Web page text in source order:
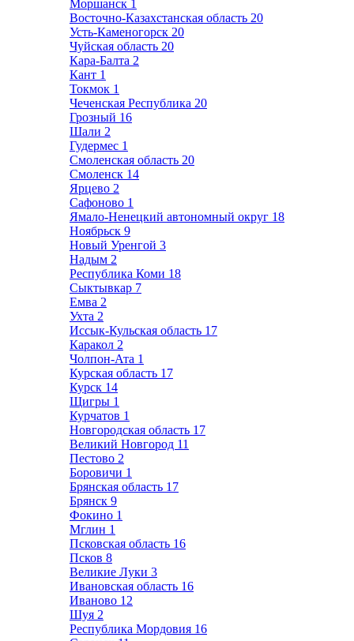
Моршанск 1
Восточно-Казахстанская область 20
Усть-Каменогорск 20
Чуйская область 20
Кара-Балта 2
Кант 1
Токмок 1
Чеченская Республика 20
Грозный 16
Шали 2
Гудермес 1
Смоленская область 20
Смоленск 14
Ярцево 2
Сафоново 1
Ямало-Ненецкий автономный округ 18
Ноябрьск 9
Новый Уренгой 3
Надым 2
Республика Коми 18
Сыктывкар 7
Емва 2
Ухта 2
Иссык-Кульская область 17
Каракол 2
Чолпон-Ата 1
Курская область 17
Курск 14
Щигры 1
Курчатов 1
Новгородская область 17
Великий Новгород 11
Пестово 2
Боровичи 1
Брянская область 17
Брянск 9
Фокино 1
Мглин 1
Псковская область 16
Псков 8
Великие Луки 3
Ивановская область 16
Иваново 12
Шуя 2
Республика Мордовия 16